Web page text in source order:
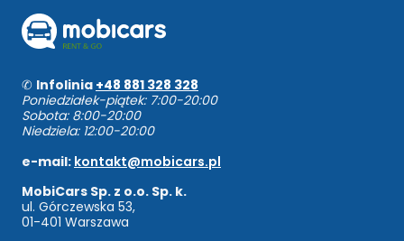
✆ Infolinia +48 881 328 328
Poniedziałek-piątek: 7:00-20:00
Sobota: 8:00-20:00
Niedziela: 12:00-20:00
e-mail: kontakt@mobicars.pl
MobiCars Sp. z o.o. Sp. k.
ul. Górczewska 53,
01-401 Warszawa